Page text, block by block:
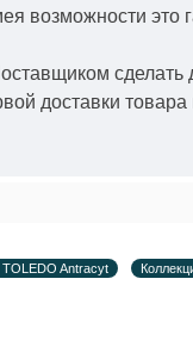
возможности это
сделать
доставки товара
TOLEDO Antracyt